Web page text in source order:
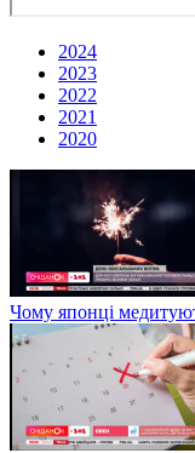
2024
2023
2022
2021
2020
Чому японці